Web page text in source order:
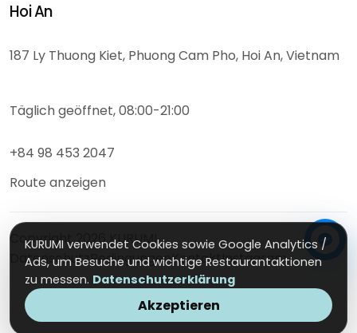
KURUMI verwendet Cookies sowie Google Analytics /
Ads, um Besuche und wichtige Restaurantaktionen
zu messen. Datenschutzerklärung
Akzeptieren
Hoi An
187 Ly Thuong Kiet, Phuong Cam Pho, Hoi An, Vietnam
Täglich geöffnet, 08:00-21:00
+84 98 453 2047
Route anzeigen
Copyright2026KURUMI
DatenschutzBedingungenKontaktInstagram